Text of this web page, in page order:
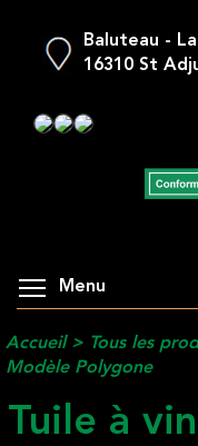
Baluteau -
16310 St
Menu
Accueil> Tous les
Modèle Polygone
Tuile à